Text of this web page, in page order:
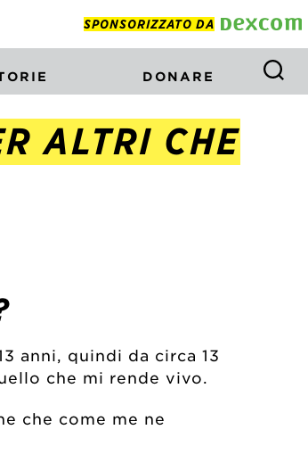
SPONSORIZZATO DA
DONARE
ALTRI CHE
anni, quindi da circa 13
che mi rende vivo.
che come me ne